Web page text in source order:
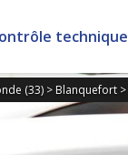
technique
(33) > Blanquefort >